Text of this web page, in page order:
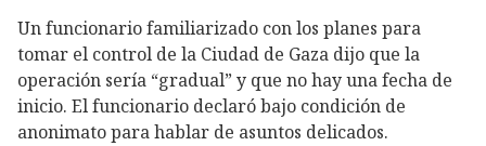
Un funcionario familiarizado con los planes para
tomar el control de la Ciudad de Gaza dijo que la
operación sería “gradual” y que no hay una fecha de
inicio. El funcionario declaró bajo condición de
anonimato para hablar de asuntos delicados.